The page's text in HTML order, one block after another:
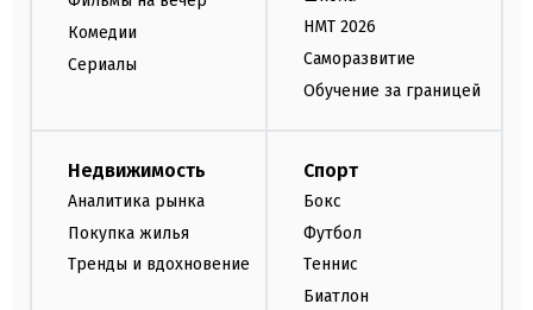
Комедии
Сериалы
НМТ 2026
Саморазвитие
Обучение за границей
Недвижимость
Аналитика рынка
Покупка жилья
Тренды и вдохновение
Спорт
Бокс
Футбол
Теннис
Биатлон